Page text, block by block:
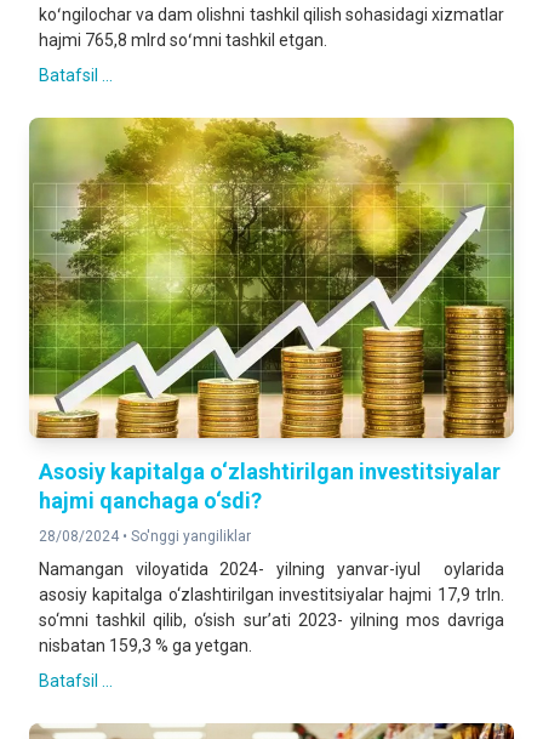
koʻngilochar va dam olishni tashkil qilish sohasidagi xizmatlar
hajmi 765,8 mlrd soʻmni tashkil etgan.
Batafsil ...
Asosiy kapitalga o‘zlashtirilgan investitsiyalar
hajmi qanchaga o‘sdi?
28/08/2024 • So'nggi yangiliklar
Namangan viloyatida 2024- yilning yanvar-iyul oylarida
asosiy kapitalga o‘zlashtirilgan investitsiyalar hajmi 17,9 trln.
so‘mni tashkil qilib, o‘sish sur’ati 2023- yilning mos davriga
nisbatan 159,3 % ga yetgan.
Batafsil ...